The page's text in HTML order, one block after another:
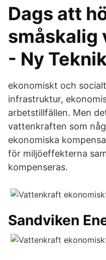
Dags att
småskalig
- Ny
ekonomiskt och
infrastruktur,
arbetstillfällen. Men
vattenkraften som
ekonomiska
för miljöeffekterna
kompenseras.
Sandviken